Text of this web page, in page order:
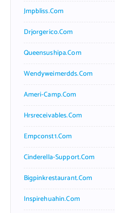
Jmpbliss.com
Drjorgerico.com
Queensushipa.com
Wendyweimerdds.com
Ameri-Camp.com
Hrsreceivables.com
Empconst1.com
Cinderella-Support.com
Bigpinkrestaurant.com
Inspirehuahin.com